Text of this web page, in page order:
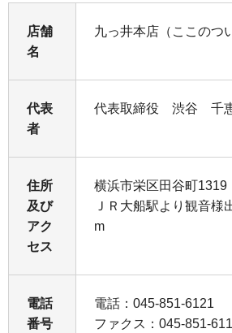
店舗
名
九っ井本店（ここのつ
代表
者
代表取締役 渋谷 千
住所
及び
アク
セス
横浜市栄区田谷町1319
ＪＲ大船駅より観音
m
電話
番号
電話：045-851-6121
ファクス：045-851-